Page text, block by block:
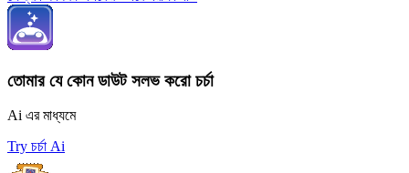
তোমার যে কোন ডাউট সলভ করো চর্চা
Ai এর মাধ্যমে
Try চর্চা Ai